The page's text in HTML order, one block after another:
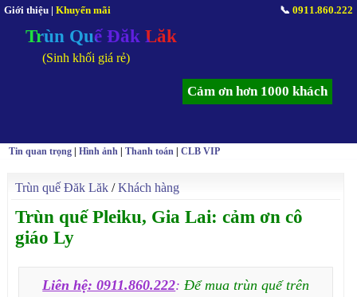
Giới thiệu | Khuyến mãi 📞 0911.860.222
Trùn Quế Đăk Lăk
(Sinh khối giá rẻ)
Cảm ơn hơn 1000 khách
Tin quan trọng |Hình ảnh |Thanh toán |CLB VIP
Trùn quế Đăk Lăk /Khách hàng
Trùn quế Pleiku, Gia Lai: cảm ơn cô
giáo Ly
Liên hệ: 0911.860.222:Để mua trùn quế trên